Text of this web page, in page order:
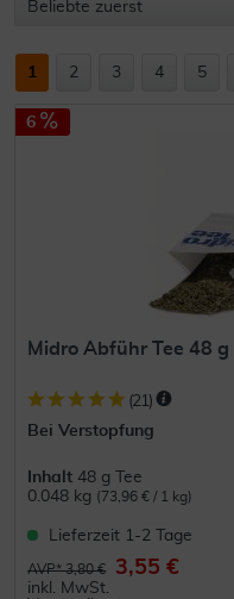
1 2 3 4 5
6
Midro Abführ Tee 48 g
(21)
Bei Verstopfung
Inhalt 48 g Tee
0.048 kg (73,96 € / 1 kg)
Lieferzeit 1-2 Tage
AVP* 3,80 € 3,55 €
inkl. MwSt.